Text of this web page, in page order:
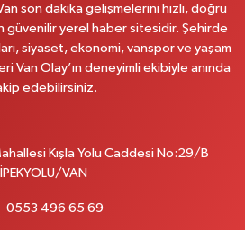
Tarifi Al
KÜLTÜR SARAYI KIZILAY KAN MERKEZİ
İpekyolu. Hatuniye mahallesi terzioğlu, Eski
son dakika gelişmelerini hızlı, doğru
güvenilir yerel haber sitesidir. Şehirde
siyaset, ekonomi, vanspor ve yaşam
Van Olay’ın deneyimli ekibiyle anında
edebilirsiniz.
Kışla Yolu Caddesi No:29/B
İPEKYOLU/VAN
0553 496 65 69